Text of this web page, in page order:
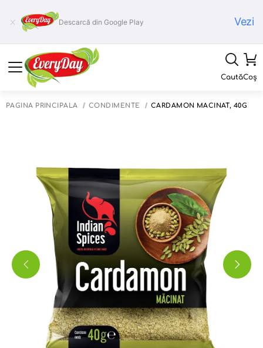
Descarcă din Google Play Vezi
CautăCoș
PAGINA PRINCIPALĂ CONDIMENTE CARDAMON MĂCINAT, 40G